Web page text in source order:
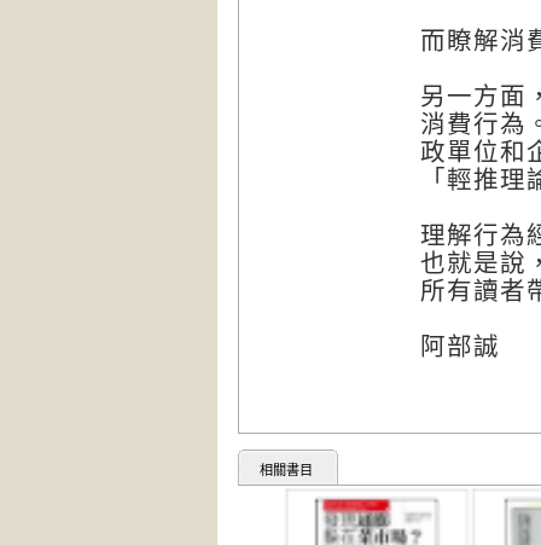
而瞭解消
另一方面
消費行為
政單位和
「輕推
理解行為
也就是說
所有讀者
阿部誠
相關書目